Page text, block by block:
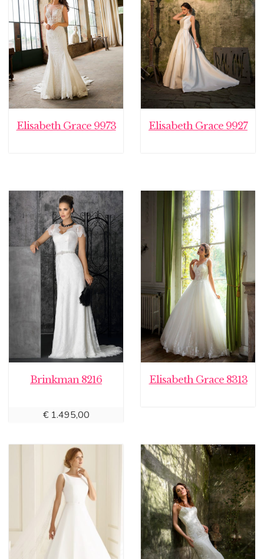
Elisabeth Grace 9973 Elisabeth Grace 9927
Brinkman 8216
€1.495,00
Elisabeth Grace 8313